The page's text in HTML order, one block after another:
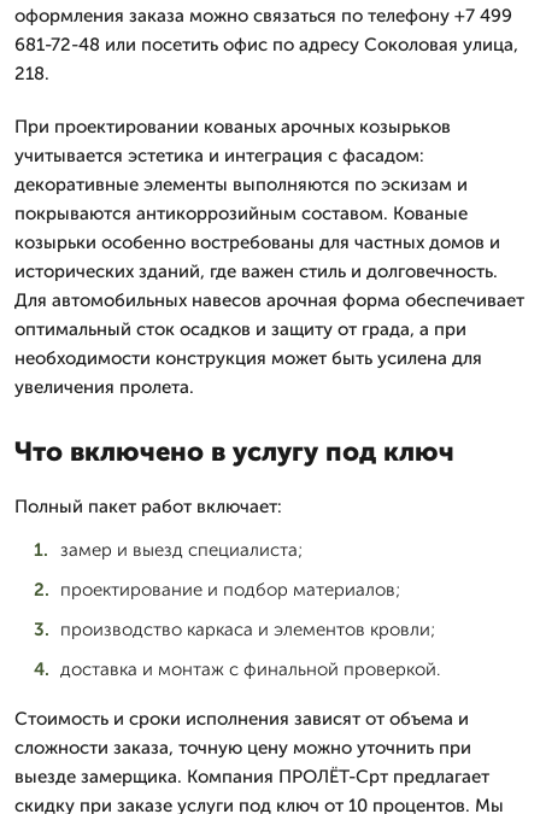
оформления заказа можно связаться по телефону +7 499
681-72-48 или посетить офис по адресу Соколовая улица,
218.
При проектировании кованых арочных козырьков
учитывается эстетика и интеграция с фасадом:
декоративные элементы выполняются по эскизам и
покрываются антикоррозийным составом. Кованые
козырьки особенно востребованы для частных домов и
исторических зданий, где важен стиль и долговечность.
Для автомобильных навесов арочная форма обеспечивает
оптимальный сток осадков и защиту от града, а при
необходимости конструкция может быть усилена для
увеличения пролета.
Что включено в услугу под ключ
Полный пакет работ включает:
замер и выезд специалиста;
проектирование и подбор материалов;
производство каркаса и элементов кровли;
доставка и монтаж с финальной проверкой.
Стоимость и сроки исполнения зависят от объема и
сложности заказа, точную цену можно уточнить при
выезде замерщика. Компания ПРОЛЁТ-Срт предлагает
скидку при заказе услуги под ключ от 10 процентов. Мы